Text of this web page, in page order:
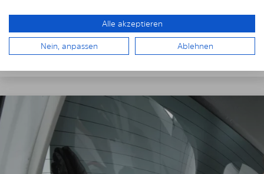
Achten Sie auf eventuelle Ausschnitte, Kabel und
Kontakte.
Alle akzeptieren
Nein, anpassen Ablehnen